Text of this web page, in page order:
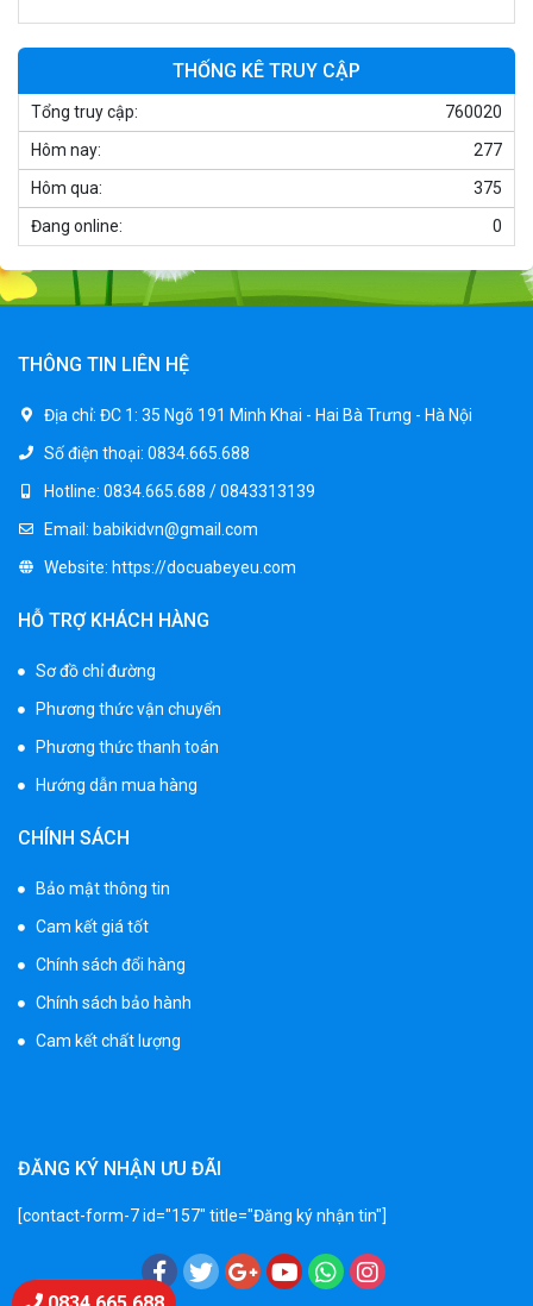
Xe ô tô điện trẻ em cảnh sát J2988
Xe ô tô điện trẻ em địa hình M666
2.400.000 ₫
Xe máy điện trẻ em BJQ-M03
1.950.000 ₫
Xe ô tô điện trẻ em BPD-702
1.530.000 ₫
520.000 ₫
750.000 ₫
Xe máy điện trẻ em vecpa XW02
1.250.000 ₫
1.250.000 ₫
950.000 ₫
1.250.000 ₫
THỐNG KÊ TRUY CẬP
760020
Tổng truy cập:
277
Hôm nay:
375
Hôm qua:
0
Đang online:
THÔNG TIN LIÊN HỆ
Địa chỉ: ĐC 1: 35 Ngõ 191 Minh Khai - Hai Bà Trưng - Hà Nội
Số điện thoại: 0834.665.688
Hotline: 0834.665.688 / 0843313139
Email: babikidvn@gmail.com
Website: https://docuabeyeu.com
HỖ TRỢ KHÁCH HÀNG
Sơ đồ chỉ đường
Phương thức vận chuyển
Phương thức thanh toán
Hướng dẫn mua hàng
CHÍNH SÁCH
Bảo mật thông tin
Cam kết giá tốt
Chính sách đổi hàng
Chính sách bảo hành
Cam kết chất lượng
ĐĂNG KÝ NHẬN ƯU ĐÃI
[contact-form-7 id="157" title="Đăng ký nhận tin"]
Chat Zalo